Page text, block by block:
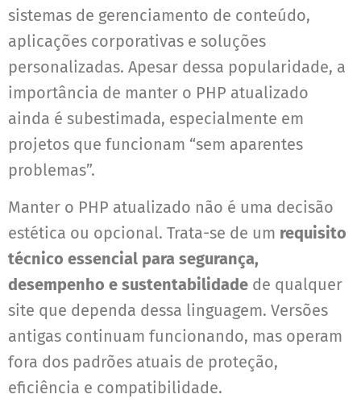
sistemas de gerenciamento de conteúdo,
aplicações corporativas e soluções
personalizadas. Apesar dessa popularidade, a
importância de manter o PHP atualizado
ainda é subestimada, especialmente em
projetos que funcionam “sem aparentes
problemas”.
Manter o PHP atualizado não é uma decisão
estética ou opcional. Trata-se de um requisito
técnico essencial para segurança,
desempenho e sustentabilidade de qualquer
site que dependa dessa linguagem. Versões
antigas continuam funcionando, mas operam
fora dos padrões atuais de proteção,
eficiência e compatibilidade.